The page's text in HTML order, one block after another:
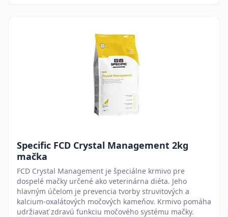
Specific FCD Crystal Management 2kg
mačka
FCD Crystal Management je špeciálne krmivo pre
dospelé mačky určené ako veterinárna diéta. Jeho
hlavným účelom je prevencia tvorby struvitových a
kalcium-oxalátových močových kameňov. Krmivo pomáha
udržiavať zdravú funkciu močového systému mačky.